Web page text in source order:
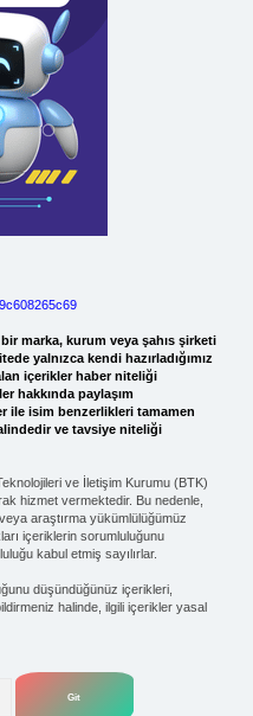
marka, kurum veya şahıs şirketi
yalnızca kendi hazırladığımız
içerikler haber niteliği
hakkında paylaşım
ile isim benzerlikleri tamamen
ve tavsiye niteliği
ve İletişim Kurumu (BTK)
hizmet vermektedir. Bu nedenle,
araştırma yükümlülüğümüz
içeriklerin sorumluluğunu
kabul etmiş sayılırlar.
düşündüğünüz içerikleri,
halinde, ilgili içerikler yasal